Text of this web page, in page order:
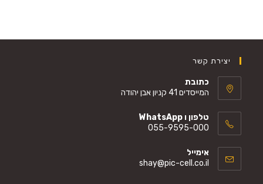
האפשרויות
המוצר
האפשרויות
יצירת קשר
כתובת
המייסדים 41 קניון אבן יהודה
טלפון ו WhatsApp
055-9595-000
in
אימייל
shay@pic-cell.co.il
Opens